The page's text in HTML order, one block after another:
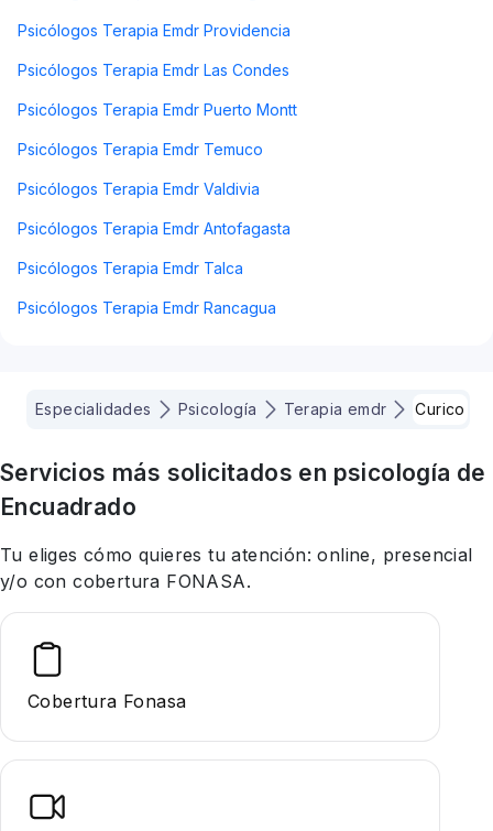
Psicólogos Terapia Emdr Providencia
Psicólogos Terapia Emdr Las Condes
Psicólogos Terapia Emdr Puerto Montt
Psicólogos Terapia Emdr Temuco
Psicólogos Terapia Emdr Valdivia
Psicólogos Terapia Emdr Antofagasta
Psicólogos Terapia Emdr Talca
Psicólogos Terapia Emdr Rancagua
Especialidades Psicología Terapia emdr Curico
Servicios más solicitados en psicología de
Encuadrado
Tu eliges cómo quieres tu atención: online, presencial
y/o con cobertura FONASA.
Cobertura Fonasa